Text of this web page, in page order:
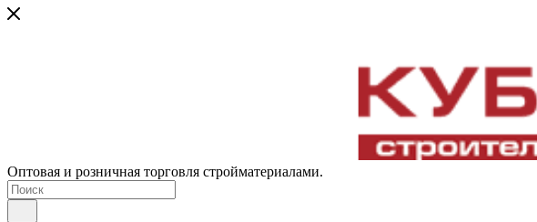
Оптовая и розничная торговля стройматериалами.